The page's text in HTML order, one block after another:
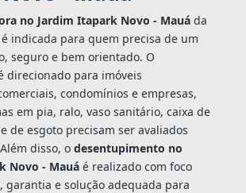
no Jardim Itapark Novo - Mauáda
é indicada para quem precisa de um
seguro e bem orientado. O
direcionado para imóveis
condomínios e empresas,
em pia, ralo, vaso sanitário, caixa de
de esgoto precisam ser avaliados
disso, o desentupimento no
Novo - Mauáé realizado com foco
garantia e solução adequada para